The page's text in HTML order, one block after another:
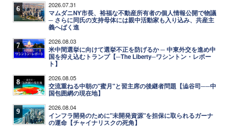
6 2026.07.31
マムダニNY市長、裕福な不動産所有者の個人情報公開で物議
─ さらに同氏の支持母体には親中活動家も入り込み、共産主
義へばく進
7 2026.08.03
米中間選挙に向けて選挙不正を防げるか ─ 中東外交を進め中
国を抑え込むトランプ【─The Liberty─ワシントン・レポー
ト】
8 2026.08.05
交流重ねる中朝の"蜜月"と習主席の後継者問題【澁谷司──中
国包囲網の現在地】
9 2026.08.04
インフラ開発のために"未開発資源"を担保に取られるガーナ
の運命【チャイナリスクの死角】